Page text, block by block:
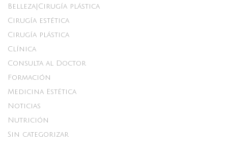
Belleza|Cirugía plástica
Cirugía estética
Cirugía plástica
Clínica
Consulta al Doctor
Formación
Medicina Estética
Noticias
Nutrición
Sin categorizar